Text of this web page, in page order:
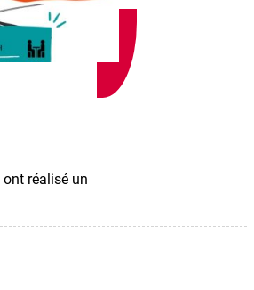
réalisé un